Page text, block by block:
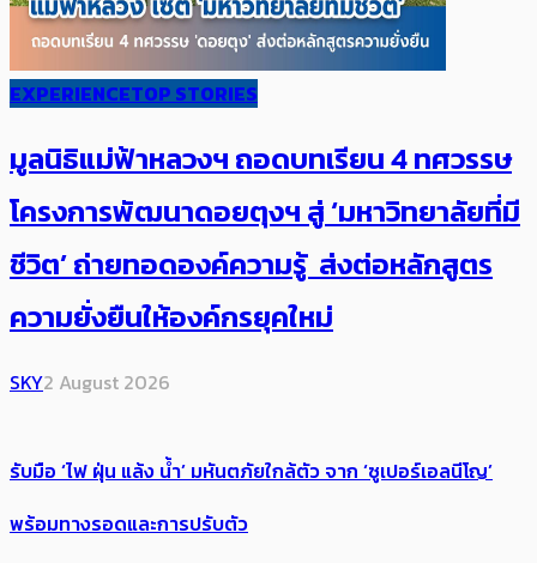
EXPERIENCETOP STORIES
มูลนิธิแม่ฟ้าหลวงฯ ถอดบทเรียน 4 ทศวรรษ
โครงการพัฒนาดอยตุงฯ สู่ ‘มหาวิทยาลัยที่มี
ชีวิต’ ถ่ายทอดองค์ความรู้ ส่งต่อหลักสูตร
ความยั่งยืนให้องค์กรยุคใหม่
SKY2 August 2026
รับมือ ‘ไฟ ฝุ่น แล้ง น้ำ’ มหันตภัยใกล้ตัว จาก ‘ซูเปอร์เอลนีโญ’
พร้อมทางรอดและการปรับตัว